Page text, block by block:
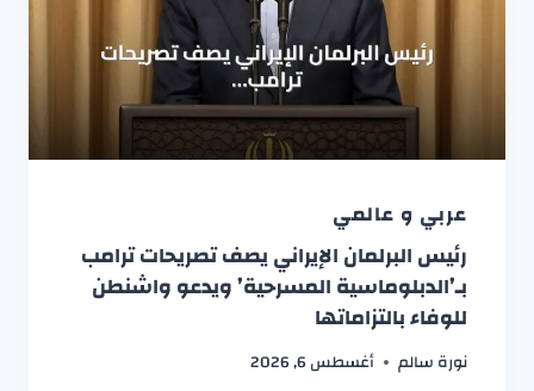
عربي و عالمي
رئيس البرلمان الإيراني يصف تصريحات ترامب
بـ’الدبلوماسية المسرحية’ ويدعو واشنطن
للوفاء بالتزاماتها
نورة سالم أغسطس 6, 2026